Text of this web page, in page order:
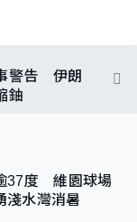
警告 伊朗
鈾
37度 維園球場
水灣消暑